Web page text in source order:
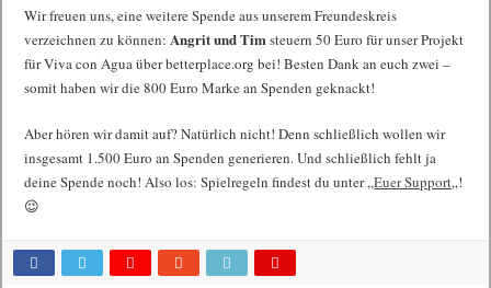
und
Tim
für
die
Rabauken
Wir freuen uns, eine weitere Spende aus unserem Freundeskreis
verzeichnen zu können:Angrit und Timsteuern 50 Euro für unser Projekt
für Viva con Agua über betterplace.org bei! Besten Dank an euch zwei –
somit haben wir die 800 Euro Marke an Spenden geknackt!
Aber hören wir damit auf? Natürlich nicht! Denn schließlich wollen wir
insgesamt 1.500 Euro an Spenden generieren. Und schließlich fehlt ja
deine Spende noch! Also los: Spielregeln findest du unter „Euer Support„!
😉